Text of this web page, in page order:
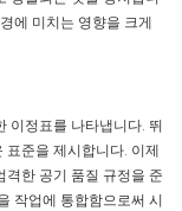
에 미치는 영향을 크게
이정표를 나타냅니다. 뛰
준을 제시합니다. 이제
격한 공기 품질 규정을 준
작업에 통합함으로써 시